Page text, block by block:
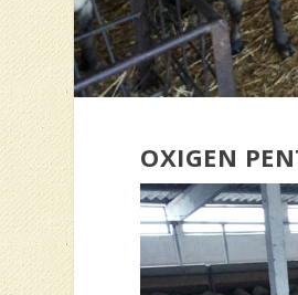
OXIGEN